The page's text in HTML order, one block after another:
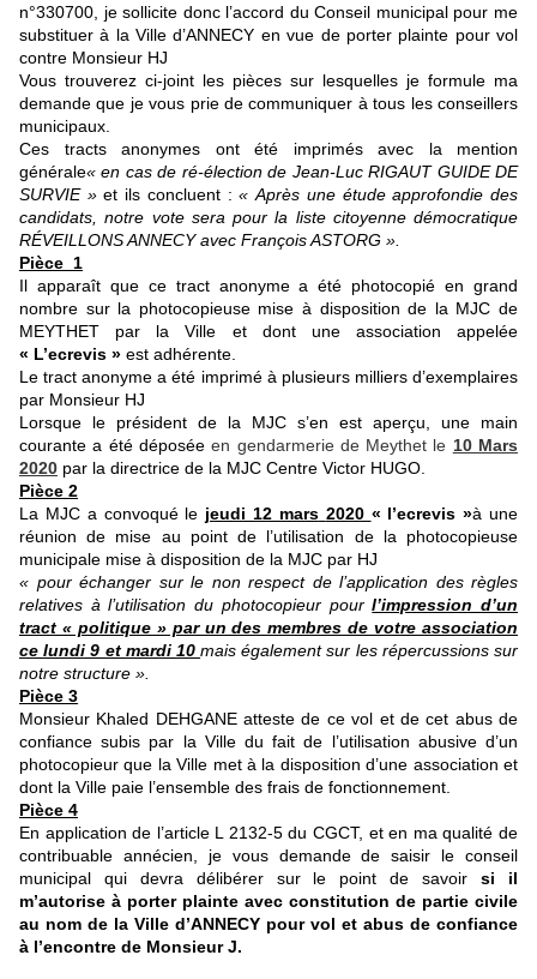
n°330700, je sollicite donc l’accord du Conseil municipal pour me
substituer à la Ville d’ANNECY en vue de porter plainte pour vol
contre Monsieur HJ
Vous trouverez ci-joint les pièces sur lesquelles je formule ma
demande que je vous prie de communiquer à tous les conseillers
municipaux.
Ces tracts anonymes ont été imprimés avec la mention
générale« en cas de ré-élection de Jean-Luc RIGAUT GUIDE DE
SURVIE » et ils concluent :« Après une étude approfondie des
candidats, notre vote sera pour la liste citoyenne démocratique
RÉVEILLONS ANNECY avec François ASTORG ».
Pièce 1
Il apparaît que ce tract anonyme a été photocopié en grand
nombre sur la photocopieuse mise à disposition de la MJC de
MEYTHET par la Ville et dont une association appelée
« L’ecrevis » est adhérente.
Le tract anonyme a été imprimé à plusieurs milliers d’exemplaires
par Monsieur HJ
Lorsque le président de la MJC s’en est aperçu, une main
courante a été déposéeen gendarmerie de Meythet le 10 Mars
2020 par la directrice de la MJC Centre Victor HUGO.
Pièce 2
L a MJC a convoqué le jeudi 12 mars 2020 « l’ecrevis »à une
réunion de mise au point de l’utilisation de la photocopieuse
municipale mise à disposition de la MJC par HJ
« pour échanger sur le non respect de l’application des règles
relatives à l’utilisation du photocopieur pourl’impression d’un
tract « politique » par un des membres de votre association
ce lundi 9 et mardi 10mais également sur les répercussions sur
notre structure ».
Pièce 3
Monsieur Khaled DEHGANE atteste de ce vol et de cet abus de
confiance subis par la Ville du fait de l’utilisation abusive d’un
photocopieur que la Ville met à la disposition d’une association et
dont la Ville paie l’ensemble des frais de fonctionnement.
Pièce 4
En application de l’article L 2132-5 du CGCT, et en ma qualité de
contribuable annécien, je vous demande de saisir le conseil
municipal qui devra délibérer sur le point de savoirsi il
m’autorise à porter plainte avec constitution de partie civile
au nom de la Ville d’ANNECY pour vol et abus de confiance
à l’encontre de Monsieur J.